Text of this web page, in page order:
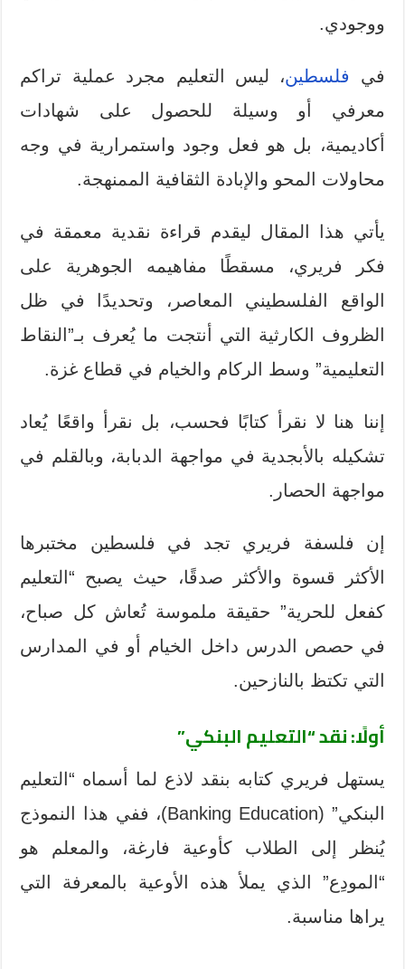
ووجودي.
في فلسطين، ليس التعليم مجرد عملية تراكم
معرفي أو وسيلة للحصول على شهادات
أكاديمية، بل هو فعل وجود واستمرارية في وجه
محاولات المحو والإبادة الثقافية الممنهجة.
يأتي هذا المقال ليقدم قراءة نقدية معمقة في
فكر فريري، مسقطًا مفاهيمه الجوهرية على
الواقع الفلسطيني المعاصر، وتحديدًا في ظل
الظروف الكارثية التي أنتجت ما يُعرف بـ”النقاط
التعليمية” وسط الركام والخيام في قطاع غزة.
إننا هنا لا نقرأ كتابًا فحسب، بل نقرأ واقعًا يُعاد
تشكيله بالأبجدية في مواجهة الدبابة، وبالقلم في
مواجهة الحصار.
إن فلسفة فريري تجد في فلسطين مختبرها
الأكثر قسوة والأكثر صدقًا، حيث يصبح “التعليم
كفعل للحرية” حقيقة ملموسة تُعاش كل صباح،
في حصص الدرس داخل الخيام أو في المدارس
التي تكتظ بالنازحين.
أولًا: نقد “التعليم البنكي”
يستهل فريري كتابه بنقد لاذع لما أسماه “التعليم
البنكي” (Banking Education)، ففي هذا النموذج
يُنظر إلى الطلاب كأوعية فارغة، والمعلم هو
“المودِع” الذي يملأ هذه الأوعية بالمعرفة التي
يراها مناسبة.